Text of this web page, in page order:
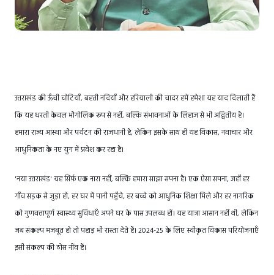
उत्तराखंड की ऊँची चोटियाँ, बहती नदियाँ और हरियाली की चादर हमें हमेशा यह याद दिलाती हैं
कि यह धरती केवल भौगोलिक रूप से नहीं, बल्कि संभावनाओं के लिहाज से भी अद्वितीय है।
हमारा राज्य आस्था और पर्यटन की राजधानी है, लेकिन इसके साथ ही यह विकास, नवाचार और
आधुनिकता के नए युग में प्रवेश कर रहा है।
'नया उत्तराखंड' यह सिर्फ़ एक नारा नहीं, बल्कि हमारा साझा सपना है। एक ऐसा सपना, जहाँ हर
गाँव सड़क से जुड़ा हो, हर घर में पानी पहुँचे, हर बच्चे को आधुनिक शिक्षा मिले और हर नागरिक
को गुणवत्तापूर्ण स्वास्थ्य सुविधाएँ अपने घर के पास उपलब्ध हों। यह यात्रा आसान नहीं थी, लेकिन
जब संकल्प मजबूत हो तो पहाड़ भी रास्ता देते हैं। 2024-25 के लिए स्वीकृत विकास परियोजनाएँ
इसी संकल्प की ठोस नींव हैं।